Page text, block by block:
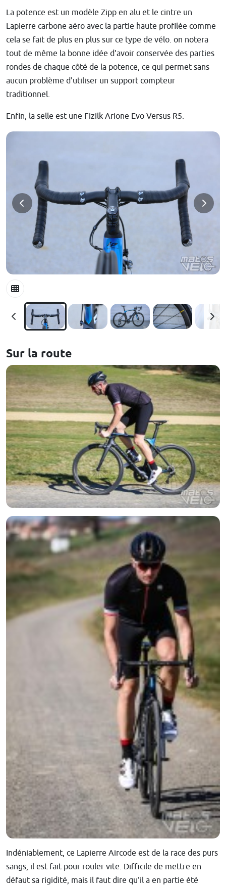
La potence est un modèle Zipp en alu et le cintre un
Lapierre carbone aéro avec la partie haute profilée comme
cela se fait de plus en plus sur ce type de vélo. on notera
tout de même la bonne idée d'avoir conservée des parties
rondes de chaque côté de la potence, ce qui permet sans
aucun problème d'utiliser un support compteur
traditionnel.
Enfin, la selle est une Fizilk Arione Evo Versus R5.
Sur la route
Indéniablement, ce Lapierre Aircode est de la race des purs
sangs, il est fait pour rouler vite. Difficile de mettre en
défaut sa rigidité, mais il faut dire qu'il a en partie été